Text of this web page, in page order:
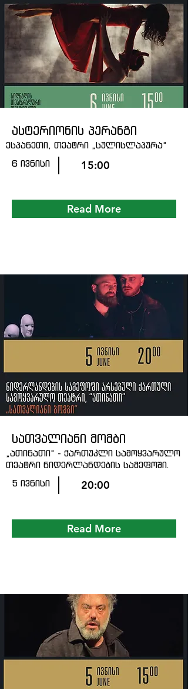
ასტერიონის პერანგი
ესპანეთი, თეატრი „სულისლაპურა“
6 ივნისი
15:00
Read More
სათვალიანი მომბი
„ათინათი“ - ქართუკლი სამოყვარულო
თეატრი ნიდერლანდების სამეფოში.
5 ივნისი
20:00
Read More